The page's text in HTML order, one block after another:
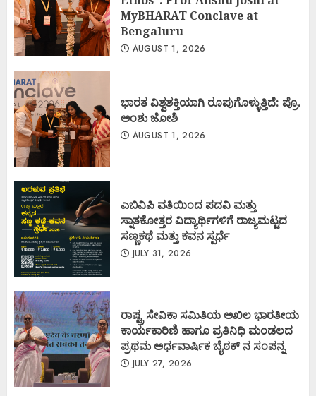
MyBHARAT Conclave at
Bengaluru
AUGUST 1, 2026
ಭಾರತ ವಿಶ್ವಶಕ್ತಿಯಾಗಿ ರೂಪುಗೊಳ್ಳುತ್ತಿದೆ: ಪ್ರೊ.
ಅಂಶು ಜೋಶಿ
AUGUST 1, 2026
ಎಬಿವಿಪಿ ವತಿಯಿಂದ ಪದವಿ ಮತ್ತು
ಸ್ನಾತಕೋತ್ತರ ವಿದ್ಯಾರ್ಥಿಗಳಿಗೆ ರಾಜ್ಯಮಟ್ಟದ
ಸಣ್ಣಕಥೆ ಮತ್ತು ಕವನ ಸ್ಪರ್ಧೆ
JULY 31, 2026
ರಾಷ್ಟ್ರ ಸೇವಿಕಾ ಸಮಿತಿಯ ಅಖಿಲ ಭಾರತೀಯ
ಕಾರ್ಯಕಾರಿಣಿ ಹಾಗೂ ಪ್ರತಿನಿಧಿ ಮಂಡಲದ
ಪ್ರಥಮ ಅರ್ಧವಾರ್ಷಿಕ ಬೈಠಕ್ ನ ಸಂಪನ್ನ
JULY 27, 2026